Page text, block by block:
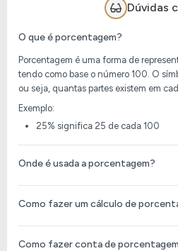
Dúvidas
O que é porcentagem?
Porcentagem é uma forma de
tendo como base o número 100. O
ou seja, quantas partes existem em
Exemplo:
25% significa 25 de cada 100
Onde é usada a porcentagem?
Como fazer um cálculo de
Como fazer conta de